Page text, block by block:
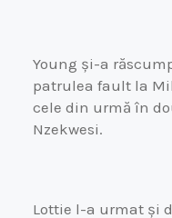
Young și-a
patrulea fault la
cele din urmă în
Nzekwesi.
Lottie l-a urmat și